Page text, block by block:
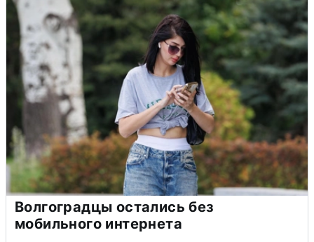
Волгоградцы остались без
мобильного интернета